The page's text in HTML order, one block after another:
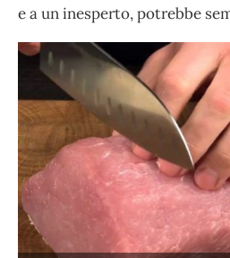
e a un inesperto, potrebbe